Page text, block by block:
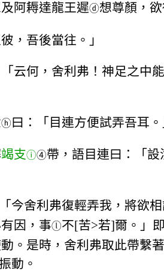
阿耨達龍王遲ⓓ想尊顏，
，吾後當往。」
云何，舍利弗！神足之中
ⓗ曰：「目連方便試弄吾耳。
竭支ⓘ④帶，語目連曰：「
今舍利弗復輕弄我，將欲
因，事ⓛ不[苦>若]爾。」即
。是時，舍利弗取此帶繫
振動。